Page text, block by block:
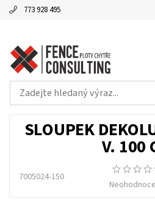
773 928 495
SLOUPEK
V. 100
7005024-150